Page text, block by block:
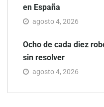
en España
agosto 4, 2026
Ocho de cada diez
sin resolver
agosto 4, 2026